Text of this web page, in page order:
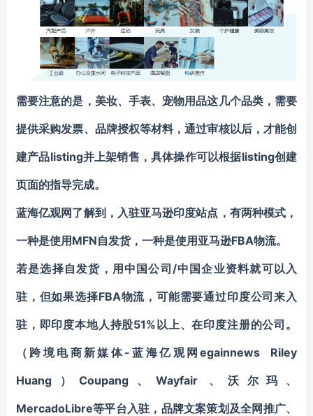
需要注意的是，美妆、手表、宠物用品这几个品类，需要
提供采购发票、品牌授权等材料，通过审核以后，才能创
建产品listing并上架销售，具体操作可以根据listing创建
页面的指导完成。
蓝海亿观网了解到，入驻亚马逊印度站点，有两种模式，
一种是使用MFN自发货，一种是使用亚马逊FBA物流。
若是选择自发货，用中国公司/中国企业资料就可以入
驻，但如果选择FBA物流，可能需要通过印度公司来入
驻，即印度本地人持股51%以上、在印度注册的公司。
（跨境电商新媒体-蓝海亿观网egainnews Riley
Huang）Coupang、Wayfair 、沃尔玛、
MercadoLibre等平台入驻，品牌文案策划及全网推广、